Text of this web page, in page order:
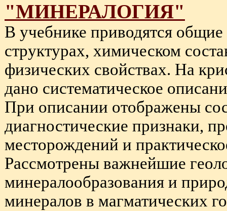
"МИНЕРАЛОГИЯ"
В учебнике приводятся
структурах, химическом
физических свойствах. На
дано систематическое
При описании отображены
диагностические признаки,
месторождений и
Рассмотрены важнейшие
минералообразования и
минералов в магматических